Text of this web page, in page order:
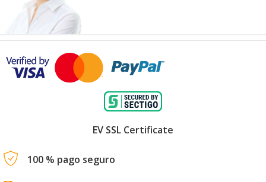
EV SSL Certificate
100 % pago seguro